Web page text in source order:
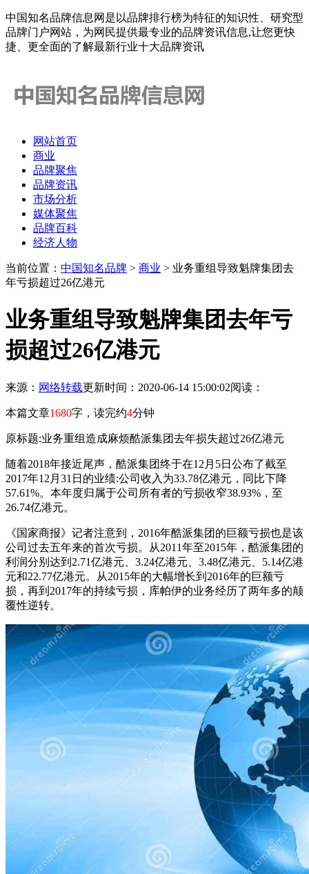
中国知名品牌信息网是以品牌排行榜为特征的知识性、研究型
品牌门户网站，为网民提供最专业的品牌资讯信息,让您更快
捷、更全面的了解最新行业十大品牌资讯
网站首页
商业
品牌聚焦
品牌资讯
市场分析
媒体聚焦
品牌百科
经济人物
当前位置： 中国知名品牌 > 商业 > 业务重组导致魁牌集团去
年亏损超过26亿港元
业务重组导致魁牌集团去年亏
损超过26亿港元
来源： 网络转载更新时间：2020-06-14 15:00:02阅读：
本篇文章1680字，读完约4分钟
原标题:业务重组造成麻烦酷派集团去年损失超过26亿港元
随着2018年接近尾声，酷派集团终于在12月5日公布了截至
2017年12月31日的业绩:公司收入为33.78亿港元，同比下降
57.61%。本年度归属于公司所有者的亏损收窄38.93%，至
26.74亿港元。
《国家商报》记者注意到，2016年酷派集团的巨额亏损也是该
公司过去五年来的首次亏损。从2011年至2015年，酷派集团的
利润分别达到2.71亿港元、3.24亿港元、3.48亿港元、5.14亿港
元和22.77亿港元。从2015年的大幅增长到2016年的巨额亏
损，再到2017年的持续亏损，库帕伊的业务经历了两年多的颠
覆性逆转。